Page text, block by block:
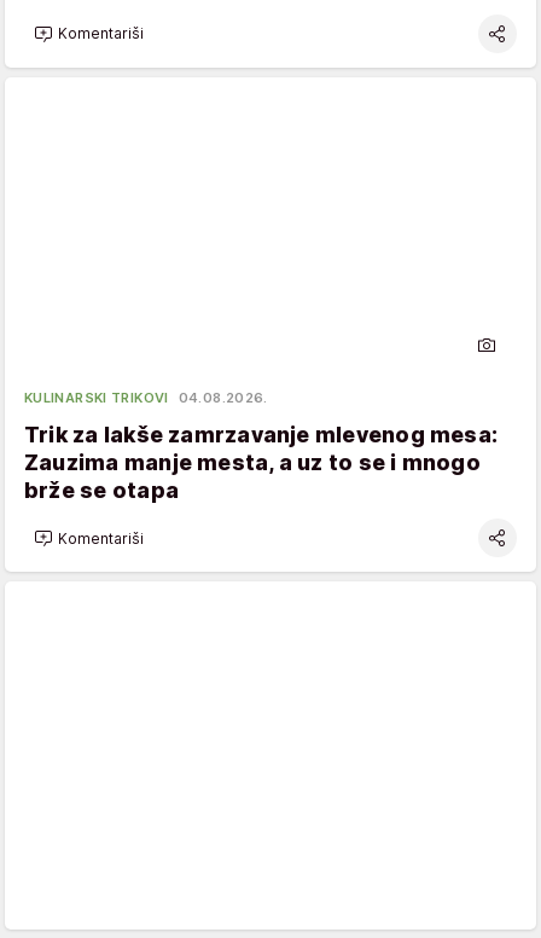
Komentariši
KULINARSKI TRIKOVI 04.08.2026.
Trik za lakše zamrzavanje mlevenog mesa:
Zauzima manje mesta, a uz to se i mnogo
brže se otapa
Komentariši